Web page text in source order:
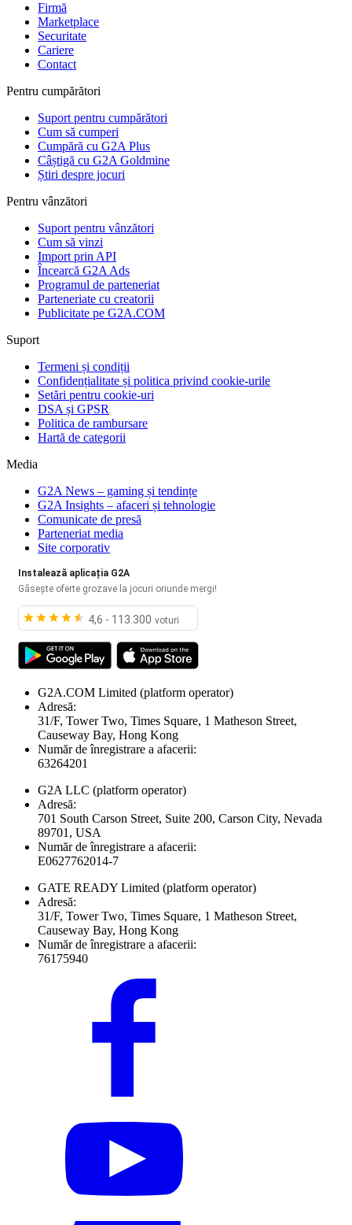
Firmă
Marketplace
Securitate
Cariere
Contact
Pentru cumpărători
Suport pentru cumpărători
Cum să cumperi
Cumpără cu G2A Plus
Câștigă cu G2A Goldmine
Știri despre jocuri
Pentru vânzători
Suport pentru vânzători
Cum să vinzi
Import prin API
Încearcă G2A Ads
Programul de parteneriat
Parteneriate cu creatorii
Publicitate pe G2A.COM
Suport
Termeni și condiții
Confidențialitate și politica privind cookie-urile
Setări pentru cookie-uri
DSA și GPSR
Politica de rambursare
Hartă de categorii
Media
G2A News – gaming și tendințe
G2A Insights – afaceri și tehnologie
Comunicate de presă
Parteneriat media
Site corporativ
Instalează aplicația G2A
Găsește oferte grozave la jocuri oriunde mergi!
4,6 - 113.300 voturi
G2A.COM Limited (platform operator)
Adresă:
31/F, Tower Two, Times Square, 1 Matheson Street,
Causeway Bay, Hong Kong
Număr de înregistrare a afacerii:
63264201
G2A LLC (platform operator)
Adresă:
701 South Carson Street, Suite 200, Carson City, Nevada
89701, USA
Număr de înregistrare a afacerii:
E0627762014-7
GATE READY Limited (platform operator)
Adresă:
31/F, Tower Two, Times Square, 1 Matheson Street,
Causeway Bay, Hong Kong
Număr de înregistrare a afacerii:
76175940